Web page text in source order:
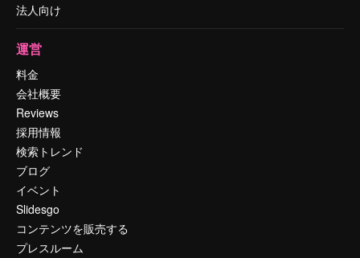
法人向け
運営
料金
会社概要
Reviews
採用情報
検索トレンド
ブログ
イベント
Slidesgo
コンテンツを販売する
プレスルーム